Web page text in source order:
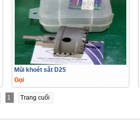
Mũi khoét sắt D25
Gọi
1 Trang cuối